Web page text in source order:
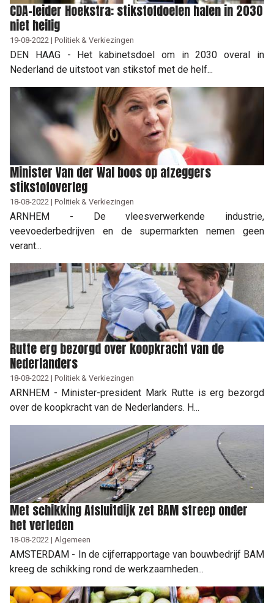
CDA-leider Hoekstra: stikstofdoelen halen in 2030
niet heilig
19-08-2022 | Politiek & Verkiezingen
DEN HAAG - Het kabinetsdoel om in 2030 overal in
Nederland de uitstoot van stikstof met de helf...
Minister Van der Wal boos op afzeggers
stikstofoverleg
18-08-2022 | Politiek & Verkiezingen
ARNHEM - De vleesverwerkende industrie,
veevoederbedrijven en de supermarkten nemen geen
verant...
Rutte erg bezorgd over koopkracht van de
Nederlanders
18-08-2022 | Politiek & Verkiezingen
ARNHEM - Minister-president Mark Rutte is erg bezorgd
over de koopkracht van de Nederlanders. H...
Met schikking Afsluitdijk zet BAM streep onder
het verleden
18-08-2022 | Algemeen
AMSTERDAM - In de cijferrapportage van bouwbedrijf BAM
kreeg de schikking rond de werkzaamheden...